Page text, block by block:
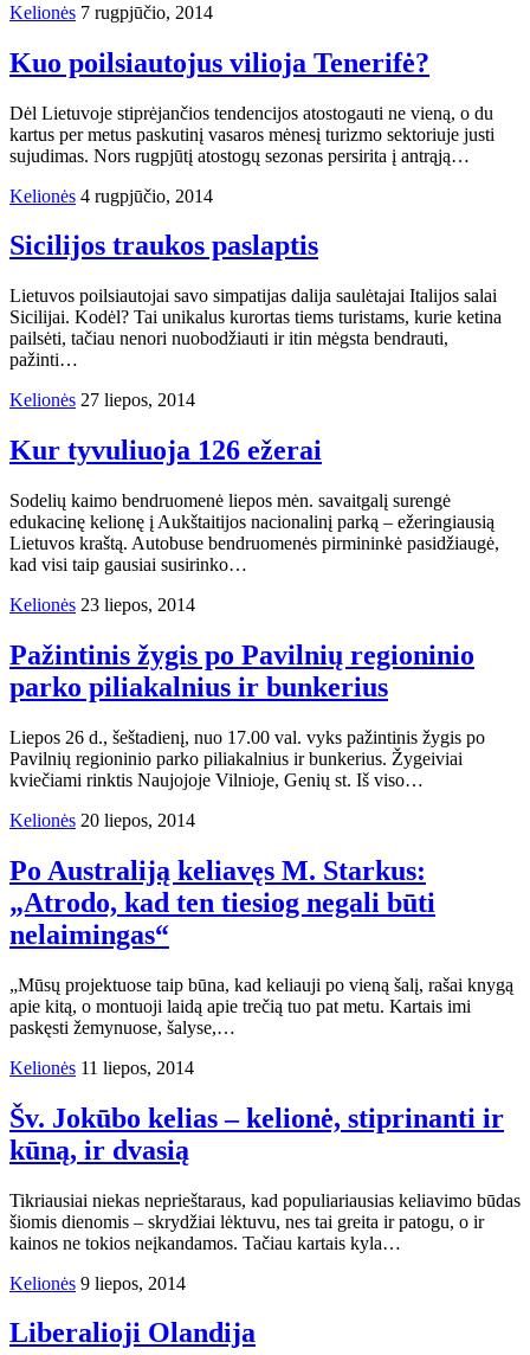
Kelionės 7 rugpjūčio, 2014
Kuo poilsiautojus vilioja Tenerifė?
Dėl Lietuvoje stiprėjančios tendencijos atostogauti ne vieną, o du
kartus per metus paskutinį vasaros mėnesį turizmo sektoriuje justi
sujudimas. Nors rugpjūtį atostogų sezonas persirita į antrąją…
Kelionės 4 rugpjūčio, 2014
Sicilijos traukos paslaptis
Lietuvos poilsiautojai savo simpatijas dalija saulėtajai Italijos salai
Sicilijai. Kodėl? Tai unikalus kurortas tiems turistams, kurie ketina
pailsėti, tačiau nenori nuobodžiauti ir itin mėgsta bendrauti,
pažinti…
Kelionės 27 liepos, 2014
Kur tyvuliuoja 126 ežerai
Sodelių kaimo bendruomenė liepos mėn. savaitgalį surengė
edukacinę kelionę į Aukštaitijos nacionalinį parką – ežeringiausią
Lietuvos kraštą. Autobuse bendruomenės pirmininkė pasidžiaugė,
kad visi taip gausiai susirinko…
Kelionės 23 liepos, 2014
Pažintinis žygis po Pavilnių regioninio
parko piliakalnius ir bunkerius
Liepos 26 d., šeštadienį, nuo 17.00 val. vyks pažintinis žygis po
Pavilnių regioninio parko piliakalnius ir bunkerius. Žygeiviai
kviečiami rinktis Naujojoje Vilnioje, Genių st. Iš viso…
Kelionės 20 liepos, 2014
Po Australiją keliavęs M. Starkus:
„Atrodo, kad ten tiesiog negali būti
nelaimingas“
„Mūsų projektuose taip būna, kad keliauji po vieną šalį, rašai knygą
apie kitą, o montuoji laidą apie trečią tuo pat metu. Kartais imi
paskęsti žemynuose, šalyse,…
Kelionės 11 liepos, 2014
Šv. Jokūbo kelias – kelionė, stiprinanti ir
kūną, ir dvasią
Tikriausiai niekas neprieštaraus, kad populiariausias keliavimo būdas
šiomis dienomis – skrydžiai lėktuvu, nes tai greita ir patogu, o ir
kainos ne tokios neįkandamos. Tačiau kartais kyla…
Kelionės 9 liepos, 2014
Liberalioji Olandija